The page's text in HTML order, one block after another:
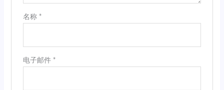
名称 *
电子邮件 *